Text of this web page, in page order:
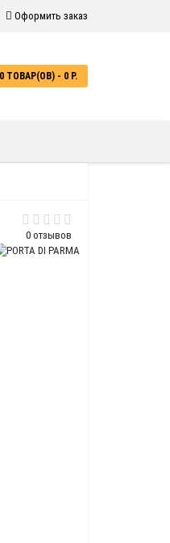
Оформить заказ
0 ТОВАР(ОВ) - 0 Р.
0 отзывов